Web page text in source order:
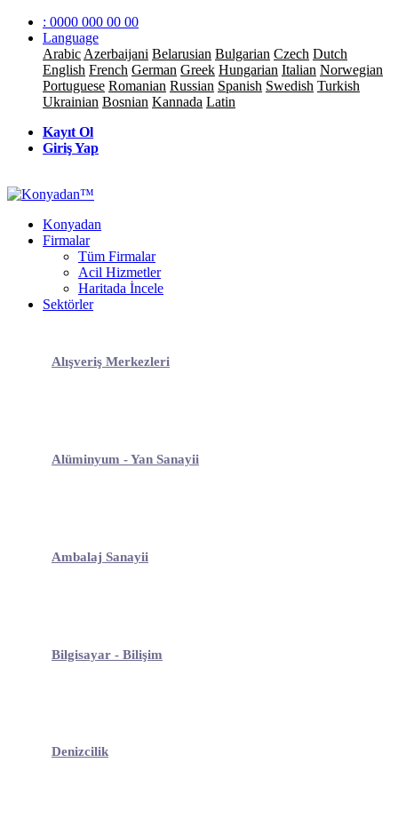
: 0000 000 00 00
Language
Arabic Azerbaijani Belarusian Bulgarian Czech Dutch
English French German Greek Hungarian Italian Norwegian
Portuguese Romanian Russian Spanish Swedish Turkish
Ukrainian Bosnian Kannada Latin
Kayıt Ol
Giriş Yap
Konyadan
Firmalar
Tüm Firmalar
Acil Hizmetler
Haritada İncele
Sektörler
Alışveriş Merkezleri
Alüminyum - Yan Sanayii
Ambalaj Sanayii
Bilgisayar - Bilişim
Denizcilik